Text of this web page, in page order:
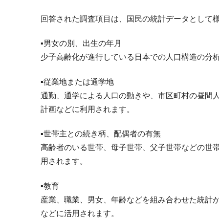
回答された調査項目は、国民の統計データとして
▪️男女の別、出生の年月
少子高齢化が進行している日本での人口構造の分
▪️従業地または通学地
通勤、通学による人口の動きや、市区町村の昼間
計画などに利用されます。
▪️世帯主との続き柄、配偶者の有無
高齢者のいる世帯、母子世帯、父子世帯などの世
用されます。
▪️教育
産業、職業、男女、年齢などを組み合わせた統計
などに活用されます。